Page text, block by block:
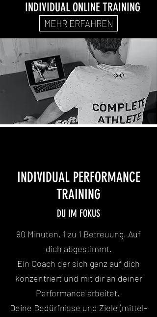
INDIVIDUAL ONLINE TRAINING
MEHR ERFAHREN
INDIVIDUAL PERFORMANCE
TRAINING
DU IM FOKUS
90 Minuten. 1 zu 1 Betreuung. Auf
dich abgestimmt.
Ein Coach der sich ganz auf dich
konzentriert und mit dir an deiner
Performance arbeitet.
Deine Bedürfnisse und Ziele (mittel-